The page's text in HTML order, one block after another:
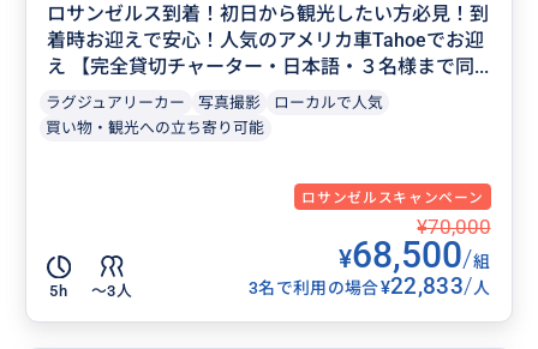
ロサンゼルス到着！初日から観光したい方必見！到
着時お迎えで安心！人気のアメリカ車Tahoeでお迎
え 【完全貸切チャーター・日本語・３名様まで同...
ラグジュアリーカー 写真撮影
ローカルで人気
買い物・観光への立ち寄り可能
ロサンゼルスキャンペーン
5h 〜3人
¥70,000
¥68,500/組
3名で利用の場合¥22,833/人